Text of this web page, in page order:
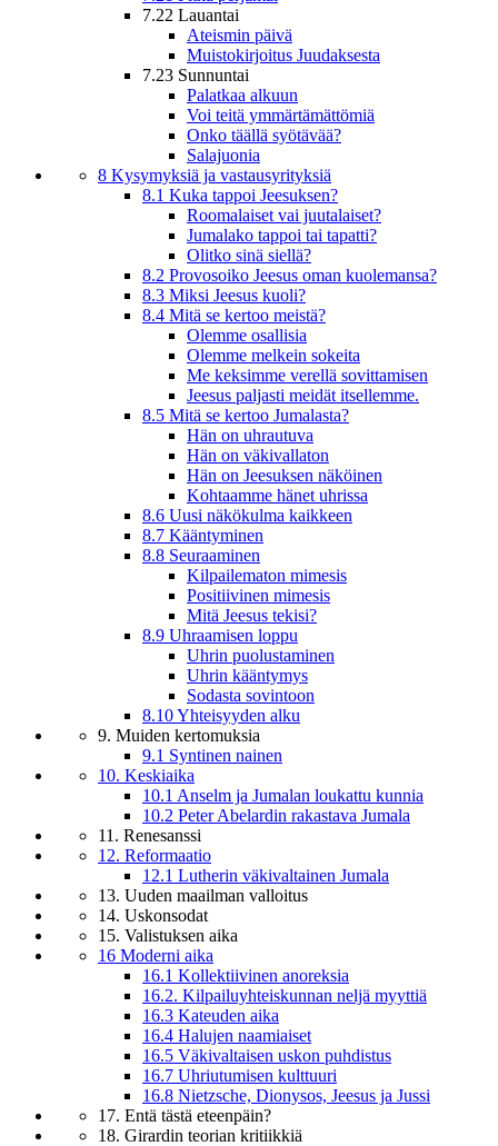
7.22 Lauantai
Ateismin päivä
Muistokirjoitus Juudaksesta
7.23 Sunnuntai
Palatkaa alkuun
Voi teitä ymmärtämättömiä
Onko täällä syötävää?
Salajuonia
8 Kysymyksiä ja vastausyrityksiä
8.1 Kuka tappoi Jeesuksen?
Roomalaiset vai juutalaiset?
Jumalako tappoi tai tapatti?
Olitko sinä siellä?
8.2 Provosoiko Jeesus oman kuolemansa?
8.3 Miksi Jeesus kuoli?
8.4 Mitä se kertoo meistä?
Olemme osallisia
Olemme melkein sokeita
Me keksimme verellä sovittamisen
Jeesus paljasti meidät itsellemme.
8.5 Mitä se kertoo Jumalasta?
Hän on uhrautuva
Hän on väkivallaton
Hän on Jeesuksen näköinen
Kohtaamme hänet uhrissa
8.6 Uusi näkökulma kaikkeen
8.7 Kääntyminen
8.8 Seuraaminen
Kilpailematon mimesis
Positiivinen mimesis
Mitä Jeesus tekisi?
8.9 Uhraamisen loppu
Uhrin puolustaminen
Uhrin kääntymys
Sodasta sovintoon
8.10 Yhteisyyden alku
9. Muiden kertomuksia
9.1 Syntinen nainen
10. Keskiaika
10.1 Anselm ja Jumalan loukattu kunnia
10.2 Peter Abelardin rakastava Jumala
11. Renesanssi
12. Reformaatio
12.1 Lutherin väkivaltainen Jumala
13. Uuden maailman valloitus
14. Uskonsodat
15. Valistuksen aika
16 Moderni aika
16.1 Kollektiivinen anoreksia
16.2. Kilpailuyhteiskunnan neljä myyttiä
16.3 Kateuden aika
16.4 Halujen naamiaiset
16.5 Väkivaltaisen uskon puhdistus
16.7 Uhriutumisen kulttuuri
16.8 Nietzsche, Dionysos, Jeesus ja Jussi
17. Entä tästä eteenpäin?
18. Girardin teorian kritiikkiä